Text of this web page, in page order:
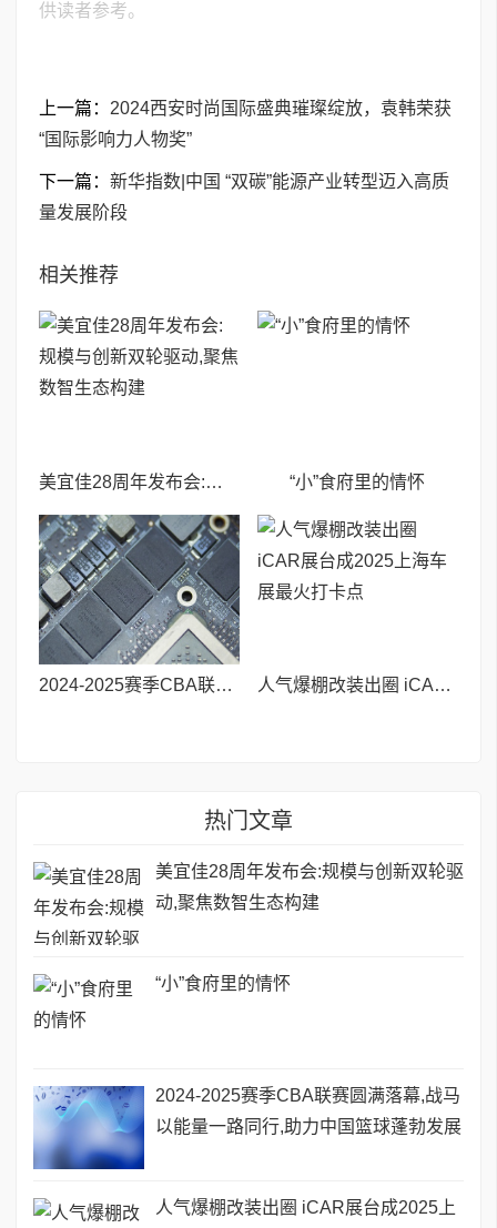
供读者参考。
上一篇： 2024西安时尚国际盛典璀璨绽放，袁韩荣获
“国际影响力人物奖”
下一篇： 新华指数|中国 “双碳”能源产业转型迈入高质
量发展阶段
相关推荐
美宜佳28周年发布会:规模与创新双轮驱动,聚焦数智生态构建 “小”食府里的情怀
2024-2025赛季CBA联赛圆满落幕,战马以能量一路同行,助力中国篮球蓬勃发展 人气爆棚改装出圈 iCAR展台成2025上海车展最火打卡点
热门文章
美宜佳28周年发布会:规模与创新双轮驱
动,聚焦数智生态构建
“小”食府里的情怀
2024-2025赛季CBA联赛圆满落幕,战马
以能量一路同行,助力中国篮球蓬勃发展
人气爆棚改装出圈 iCAR展台成2025上